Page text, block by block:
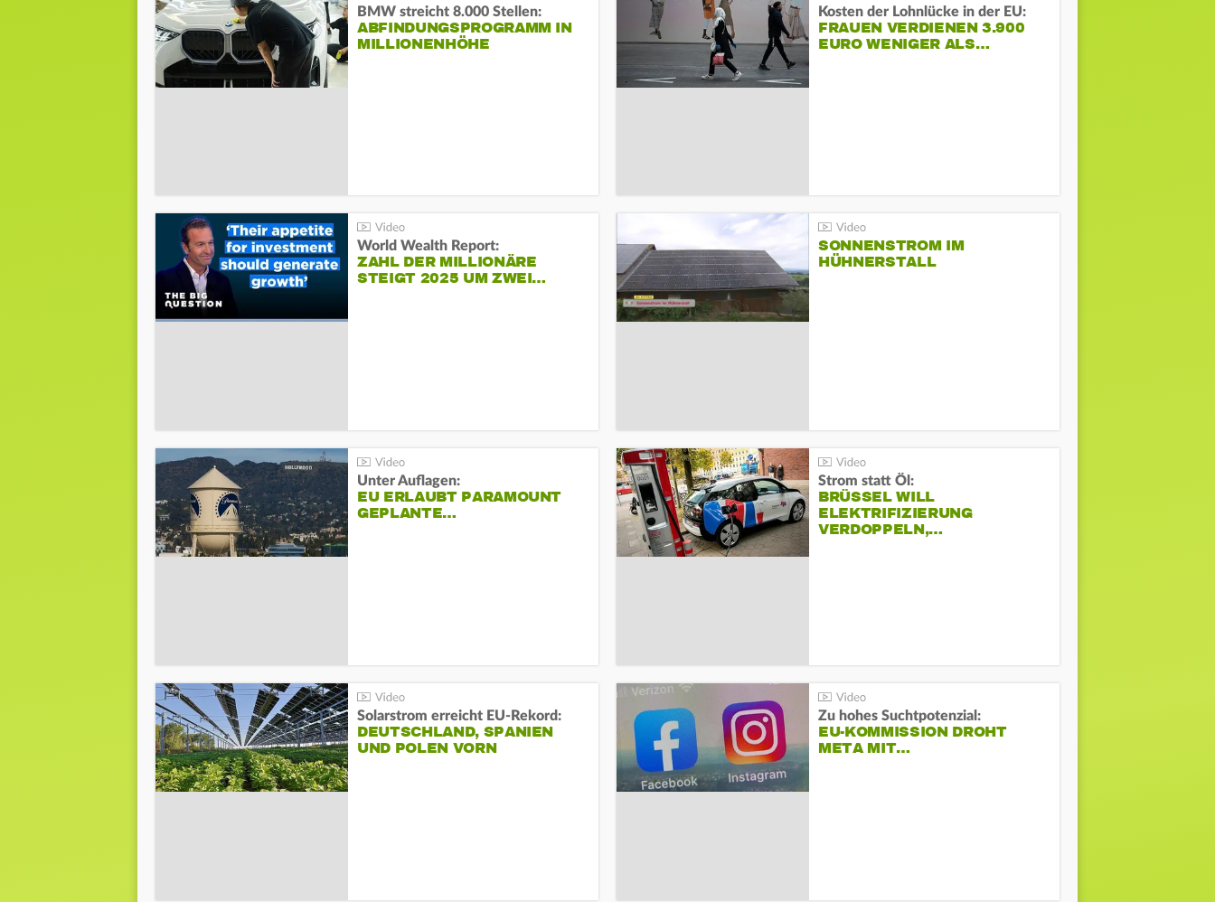
BMW streicht 8.000 Stellen:
ABFINDUNGSPROGRAMM IN
MILLIONENHÖHE
Kosten der Lohnlücke in der EU:
FRAUEN VERDIENEN 3.900
EURO WENIGER ALS…
World Wealth Report:
ZAHL DER MILLIONÄRE
STEIGT 2025 UM ZWEI…
SONNENSTROM IM
HÜHNERSTALL
Unter Auflagen:
EU ERLAUBT PARAMOUNT
GEPLANTE…
Strom statt Öl:
BRÜSSEL WILL
ELEKTRIFIZIERUNG
VERDOPPELN,…
Solarstrom erreicht EU-Rekord:
DEUTSCHLAND, SPANIEN
UND POLEN VORN
Zu hohes Suchtpotenzial:
EU-KOMMISSION DROHT
META MIT…